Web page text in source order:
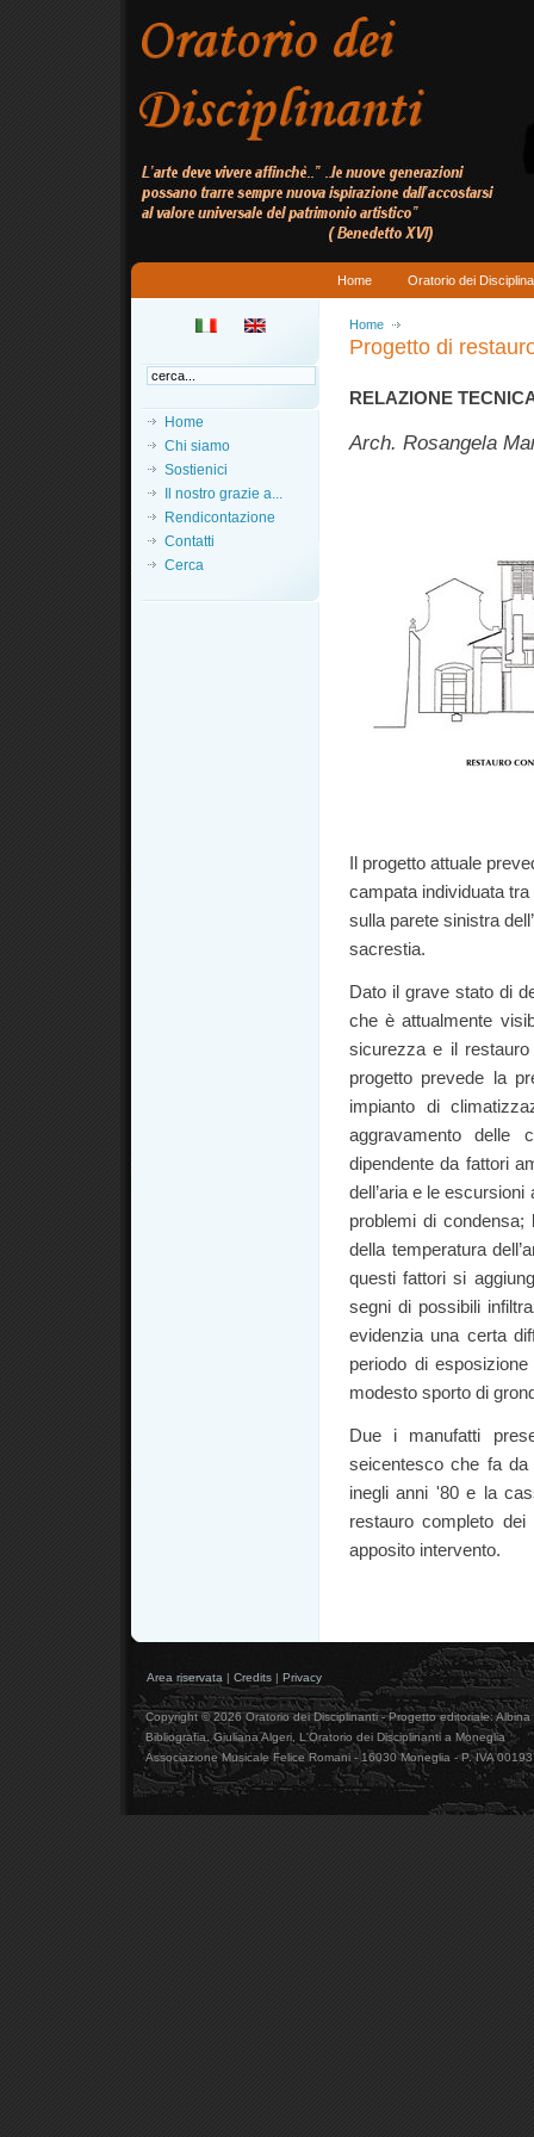
Home Oratorio dei
Home
Chi siamo
Sostienici
Il nostro grazie a...
Rendicontazione
Contatti
Cerca
Home
Progetto di
RELAZIONE
Arch. Rosangela
Il progetto attuale
campata individuata
sulla parete sinistra
sacrestia.
Dato il grave stato di
che è attualmente
sicurezza e il restauro
progetto prevede la
impianto di
aggravamento delle
dipendente da fattori
dell’aria e le
problemi di condensa;
della temperatura
questi fattori si
segni di possibili
evidenzia una certa
periodo di
modesto sporto di
Due i manufatti
seicentesco che fa da
inegli anni '80 e la
restauro completo
apposito intervento.
Area riservata | Credits | Privacy
Copyright © 2026 Oratorio dei Disciplinanti - Progetto editoriale: Albina
Bibliografia. Giuliana Algeri, L'Oratorio dei Disciplinanti a Moneglia
Associazione Musicale Felice Romani - 16030 Moneglia - P. IVA